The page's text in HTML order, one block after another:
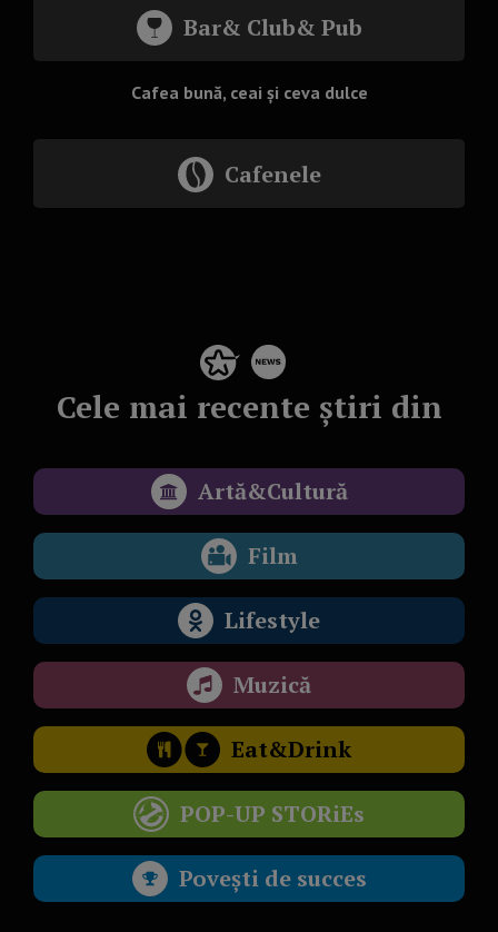
Bar& Club& Pub
Cafea bună, ceai și ceva dulce
Cafenele
Cele mai recente știri din
Artă&Cultură
Film
Lifestyle
Muzică
Eat&Drink
POP-UP STORiEs
Povești de succes